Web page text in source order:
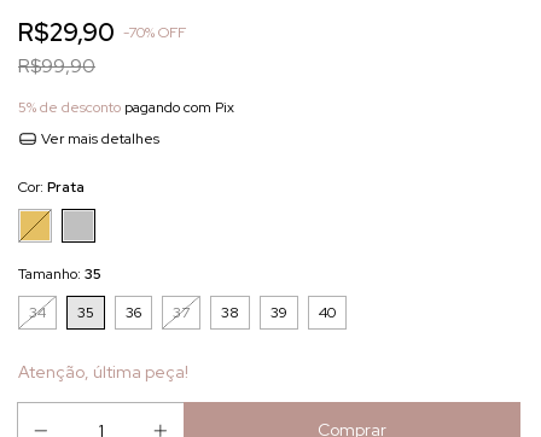
R$29,90 -70%OFF
R$99,90
5% de desconto pagando com Pix
Ver mais detalhes
Cor: Prata
Tamanho: 35
34
35 36 37 38 39 40
Atenção, última peça!